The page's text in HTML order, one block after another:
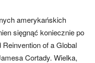
amerykańskich
sięgnąć koniecznie po
of a Global
Cortady. Wielka,